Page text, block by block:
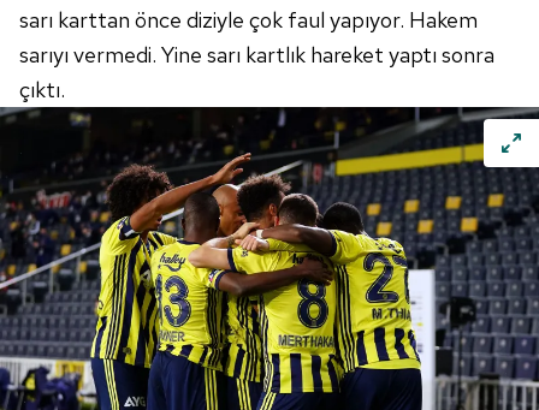
sarı karttan önce diziyle çok faul yapıyor. Hakem
sarıyı vermedi. Yine sarı kartlık hareket yaptı sonra
çıktı.